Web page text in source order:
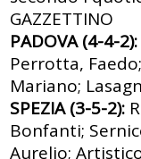
GAZZETTINO
PADOVA (4-4-2):
Perrotta,
Mariano;
SPEZIA (3-5-2):
Bonfanti;
Aurelio;